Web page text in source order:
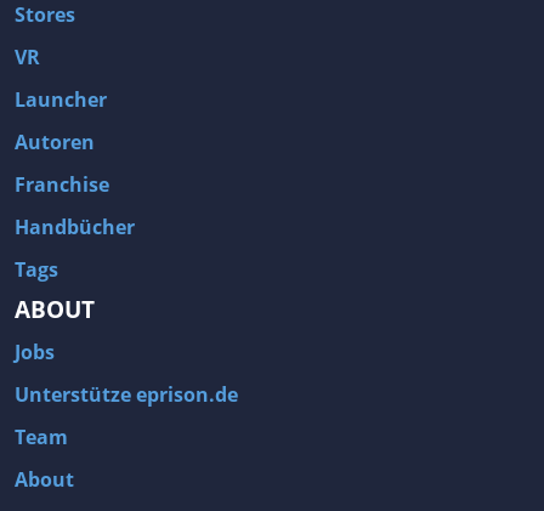
Stores
VR
Launcher
Autoren
Franchise
Handbücher
Tags
ABOUT
Jobs
Unterstütze eprison.de
Team
About